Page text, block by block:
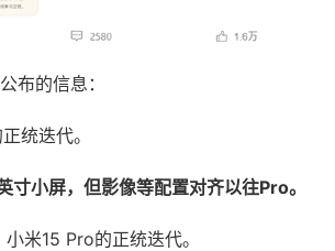
布的信息：
统迭代。
寸小屏，但影像等配置对齐以往Pro。
小米15 Pro的正统迭代。